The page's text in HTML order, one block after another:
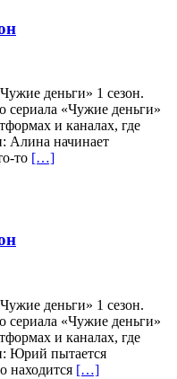
деньги» 1 сезон.
сериала «Чужие деньги»
и каналах, где
Алина начинает
то […]
деньги» 1 сезон.
сериала «Чужие деньги»
и каналах, где
Юрий пытается
находится […]